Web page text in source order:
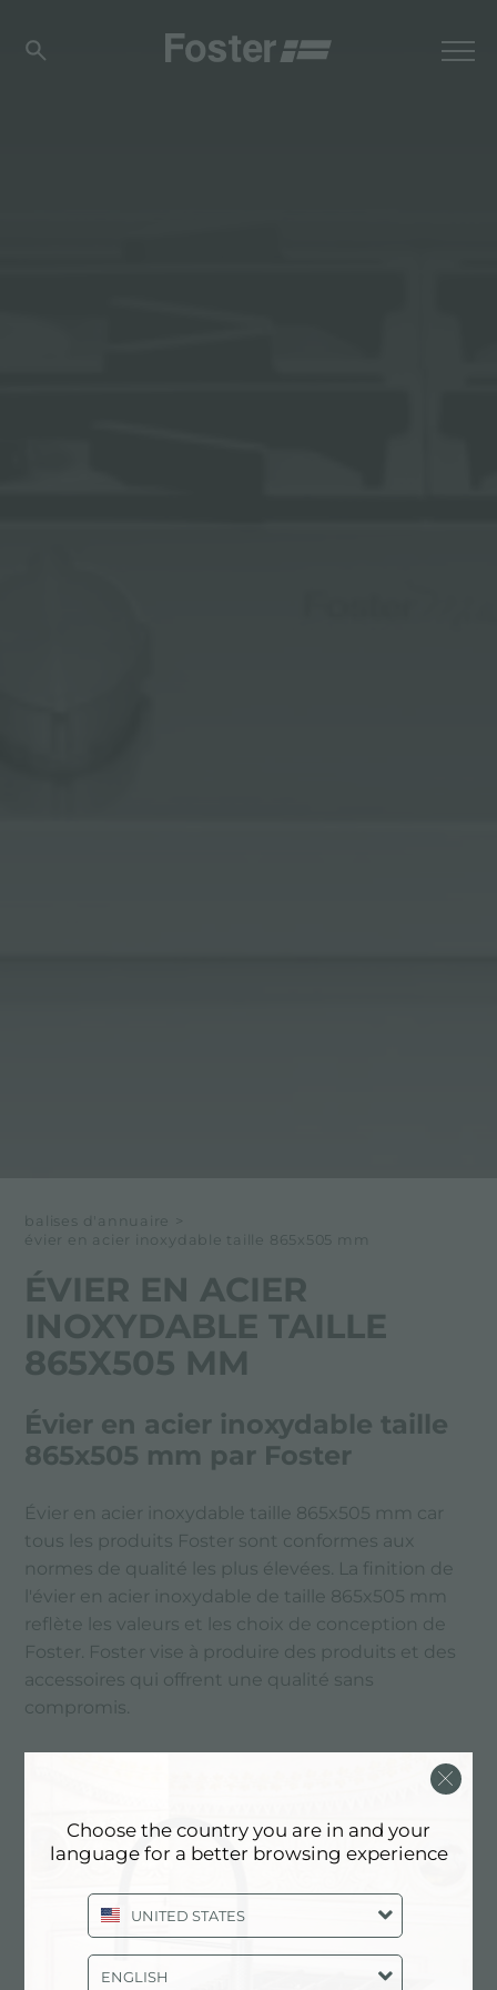
balises d'annuaire
>
évier en acier inoxydable taille 865x505 mm
ÉVIER EN ACIER
INOXYDABLE TAILLE
865X505 MM
Évier en acier inoxydable taille
865x505 mm par Foster
Évier en acier inoxydable taille 865x505 mm car
tous les produits Foster sont conformes aux
normes de qualité les plus élevées. La finition de
l'évier en acier inoxydable de taille 865x505 mm
reflète les valeurs et les choix de conception de
Foster. Foster vise à produire des produits et des
accessoires qui offrent une qualité sans
compromis.
Choose the country you are in and your
language for a better browsing experience
UNITED STATES
ENGLISH